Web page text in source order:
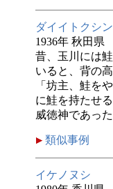
ダイイトクシン
1936年 秋田県
昔、玉川には
いると、背の
「坊主、鮭を
に鮭を持たせ
威徳神であった
類似事例
イケノヌシ